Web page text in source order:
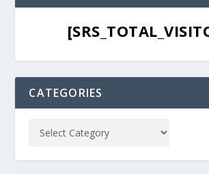
CATEGORIES